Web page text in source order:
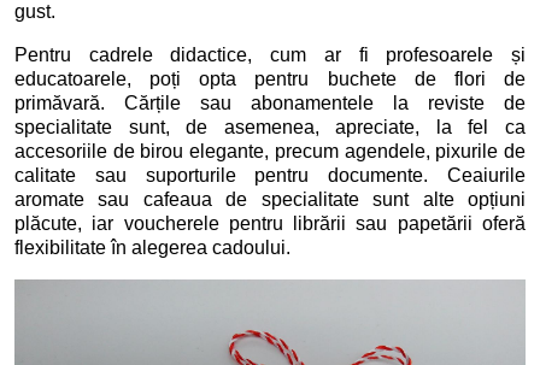
gust.
Pentru cadrele didactice, cum ar fi profesoarele și
educatoarele, poți opta pentru buchete de flori de
primăvară. Cărțile sau abonamentele la reviste de
specialitate sunt, de asemenea, apreciate, la fel ca
accesoriile de birou elegante, precum agendele, pixurile de
calitate sau suporturile pentru documente. Ceaiurile
aromate sau cafeaua de specialitate sunt alte opțiuni
plăcute, iar voucherele pentru librării sau papetării oferă
flexibilitate în alegerea cadoului.